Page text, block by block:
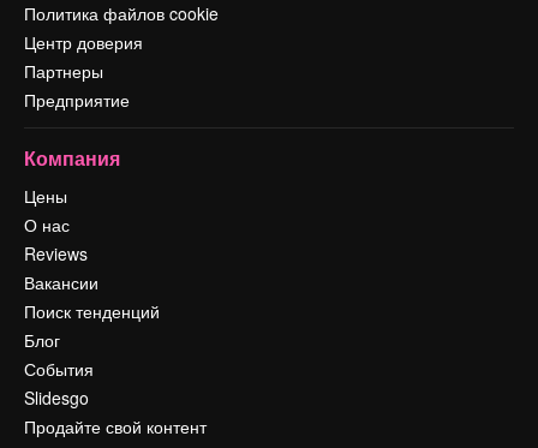
Политика файлов cookie
Центр доверия
Партнеры
Предприятие
Компания
Цены
О нас
Reviews
Вакансии
Поиск тенденций
Блог
События
Slidesgo
Продайте свой контент